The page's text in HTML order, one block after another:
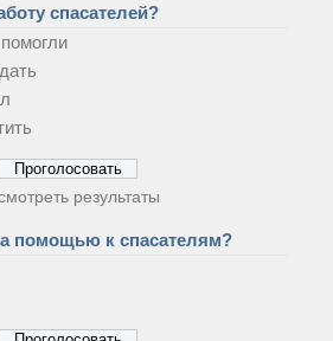
спасателей?
результаты
помощью к спасателям?